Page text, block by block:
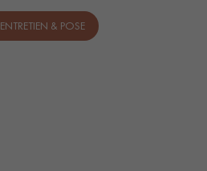
ENTRETIEN & POSE